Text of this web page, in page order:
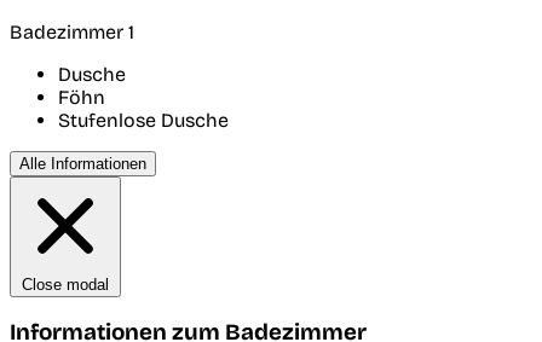
Badezimmer 1
Dusche
Föhn
Stufenlose Dusche
Alle Informationen
Close modal
Informationen zum Badezimmer